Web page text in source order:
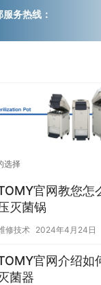
选择
官网教您怎
灭菌锅
修技术 2024年4月24日
官网介绍如
菌器
务热线：